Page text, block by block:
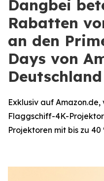
Dangbei
Rabatten
an den
Days von
Deutschland
Exklusiv auf Amazon.de,
Flaggschiff-4K-
Projektoren mit bis zu 40